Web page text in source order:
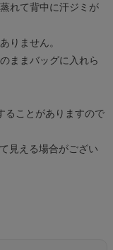
れて背中に汗ジミが
りません。
ままバッグに入れら
ることがありますので
見える場合がござい